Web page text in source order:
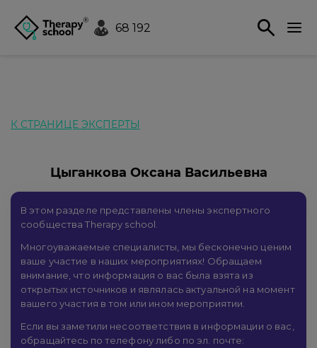
68 192
К СТРАНИЦЕ ЭКСПЕРТЫ
Цыганкова Оксана Васильевна
В этом разделе представлены члены экспертного
сообщества Therapy school.
Многоуважаемые специалисты, мы бесконечно ценим
ваше участие в наших мероприятиях! Обращаем
внимание, что информация о вас была взята из
открытых источников и являлась актуальной на момент
вашего участия в том или ином мероприятии.
Если вы заметили несоответствия в информации о вас,
обращайтесь по телефону либо по эл. почте: